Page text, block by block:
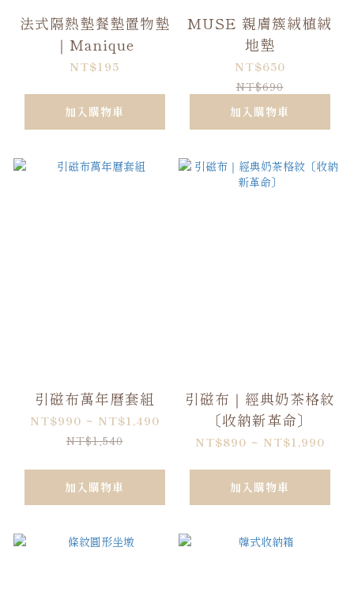
法式隔熱墊餐墊置物墊
｜Manique
NT$195
加入購物車
MUSE 親膚簇絨植絨
地墊
NT$650
NT$690
加入購物車
引磁布萬年曆套組
NT$990 ~ NT$1,490
NT$1,540
加入購物車
引磁布｜經典奶茶格紋
〔收納新革命〕
NT$890 ~ NT$1,990
加入購物車